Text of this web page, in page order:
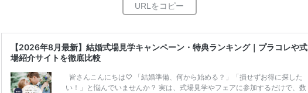
【2026年8月最新】結婚式場見学キャンペーン・特典ランキング｜プラコレや式
場紹介サイトを徹底比較
皆さんこんにちは♡ 「結婚準備、何から始める？」「損せずお得に探した
い！」と悩んでいませんか？ 実は、式場見学やフェアに参加するだけで、数